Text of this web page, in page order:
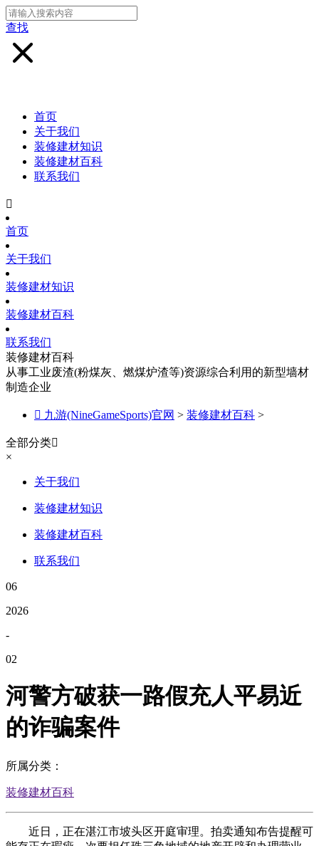
查找
首页
关于我们
装修建材知识
装修建材百科
联系我们

首页
关于我们
装修建材知识
装修建材百科
联系我们
装修建材百科
从事工业废渣(粉煤灰、燃煤炉渣等)资源综合利用的新型墙材
制造企业
 九游(NineGameSports)官网 > 装修建材百科 >
全部分类
×
关于我们
装修建材知识
装修建材百科
联系我们
06
2026
-
02
河警方破获一路假充人平易近
的诈骗案件
所属分类：
装修建材百科
近日，正在湛江市坡头区开庭审理。拍卖通知布告提醒可